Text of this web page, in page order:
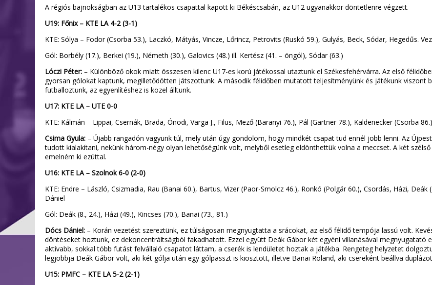
A régiós bajnokságban az U13 tartalékos csapattal kapott ki Békéscsabán, az U12 ugyanakkor döntetlenre végzett.
U19: Főnix – KTE LA 4-2 (3-1)
KTE: Sólya – Fodor (Csorba 53.), Laczkó, Mátyás, Vincze, Lőrincz, Petrovits (Ruskó 59.), Gulyás, Beck, Sódar, Hegedűs.
Gól: Borbély (17.), Berkei (19.), Németh (30.), Galovics (48.) ill. Kertész (41. – öngól), Sódar (63.)
Lóczi Péter: – Különböző okok miatt összesen kilenc U17-es korú játékossal utaztunk el Székesfehérvárra. Az első
gyorsan gólokat kaptunk, megilletődötten játszottunk. A második félidőben mutatott teljesítményünk és játékunk viszont
futballoztunk, az egyenlítéshez is közel álltunk.
U17: KTE LA – UTE 0-0
KTE: Kálmán – Lippai, Csernák, Brada, Ónodi, Varga J., Filus, Mező (Baranyi 76.), Pál (Gartner 78.), Kaldenecker (Csorba
Csima Gyula: – Újabb rangadón vagyunk túl, mely után úgy gondolom, hogy mindkét csapat tud ennél jobb lenni. Az
tudott kialakítani, nekünk három-négy olyan lehetőségünk volt, melyből esetleg eldönthettük volna a meccset. A két
emelném ki ezúttal.
U16: KTE LA – Szolnok 6-0 (2-0)
KTE: Endre – László, Csizmadia, Rau (Banai 60.), Bartus, Vizer (Paor-Smolcz 46.), Ronkó (Polgár 60.), Csordás, Házi,
Dániel
Gól: Deák (8., 24.), Házi (49.), Kincses (70.), Banai (73., 81.)
Dócs Dániel: – Korán vezetést szereztünk, ez túlságosan megnyugtatta a srácokat, az első félidő tempója lassú volt.
döntéseket hoztunk, ez dekoncentráltságból fakadhatott. Ezzel együtt Deák Gábor két egyéni villanásával megnyugatató
aktívabb, sokkal több futást felvállaló csapatot láttam, a cserék is lendületet hoztak a játékba. Rengeteg helyzetet
legjobbja Deák Gábor volt, aki két gólja után egy gólpasszt is kiosztott, illetve Banai Roland, aki csereként beállva
U15: PMFC – KTE LA 5-2 (2-1)